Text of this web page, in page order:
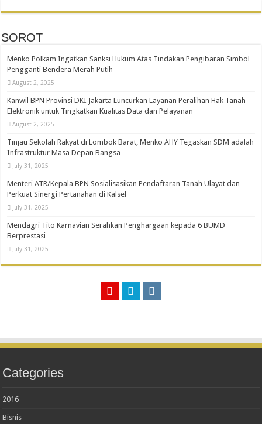
SOROT
Menko Polkam Ingatkan Sanksi Hukum Atas Tindakan Pengibaran Simbol
Pengganti Bendera Merah Putih
August 2, 2025
Kanwil BPN Provinsi DKI Jakarta Luncurkan Layanan Peralihan Hak Tanah
Elektronik untuk Tingkatkan Kualitas Data dan Pelayanan
August 2, 2025
Tinjau Sekolah Rakyat di Lombok Barat, Menko AHY Tegaskan SDM adalah
Infrastruktur Masa Depan Bangsa
July 31, 2025
Menteri ATR/Kepala BPN Sosialisasikan Pendaftaran Tanah Ulayat dan
Perkuat Sinergi Pertanahan di Kalsel
July 31, 2025
Mendagri Tito Karnavian Serahkan Penghargaan kepada 6 BUMD
Berprestasi
July 31, 2025
Categories
2016
Bisnis